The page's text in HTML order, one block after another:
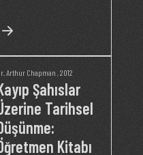
Arthur Chapman , 2012
Şahıslar
Tarihsel
Kitabı